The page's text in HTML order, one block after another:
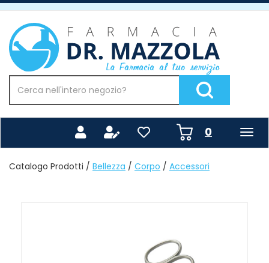
Passa
contenuto
principale
Farmacia
Mazzola
Prodotto
Cerca Prodotto
0prodotti
inseriti
Catalogo Prodotti / Bellezza / Corpo / Accessori